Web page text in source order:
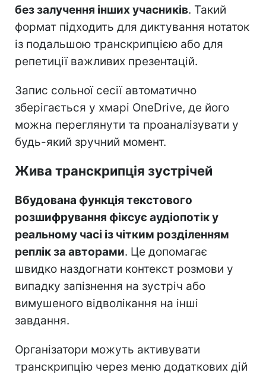
без залучення інших учасників. Такий
формат підходить для диктування нотаток
із подальшою транскрипцією або для
репетиції важливих презентацій.
Запис сольної сесії автоматично
зберігається у хмарі OneDrive, де його
можна переглянути та проаналізувати у
будь-який зручний момент.
Жива транскрипція зустрічей
Вбудована функція текстового
розшифрування фіксує аудіопотік у
реальному часі із чітким розділенням
реплік за авторами. Це допомагає
швидко наздогнати контекст розмови у
випадку запізнення на зустріч або
вимушеного відволікання на інші
завдання.
Організатори можуть активувати
транскрипцію через меню додаткових дій